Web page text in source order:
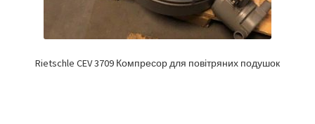
Rietschle CEV 3709 Компресор для повітряних подушок